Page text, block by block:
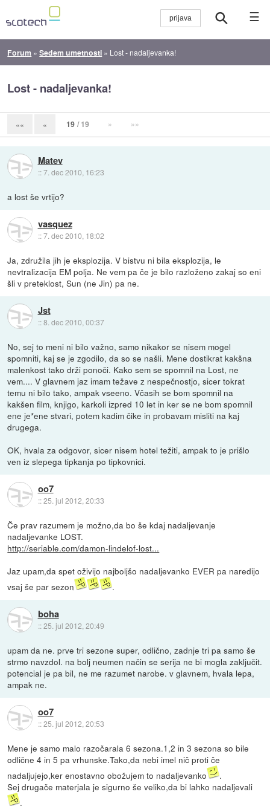
☰
Forum »Sedem umetnosti » Lost - nadaljevanka!
Lost - nadaljevanka!
«« « 19 / 19 » »»
Matev
::7. dec 2010, 16:23
a lost še vrtijo?
vasquez
::7. dec 2010, 18:02
Ja, združila jih je eksplozija. V bistvu ni bila eksplozija, le
nevtralizacija EM polja. Ne vem pa če je bilo razloženo zakaj so eni
šli v preteklost, Sun (ne Jin) pa ne.
Jst
::8. dec 2010, 00:37
No, sej to meni ni bilo važno, samo nikakor se nisem mogel
spomniti, kaj se je zgodilo, da so se našli. Mene dostikrat kakšna
malenkost tako drži ponoči. Kako sem se spomnil na Lost, ne
vem.... V glavnem jaz imam težave z nespečnostjo, sicer tokrat
temu ni bilo tako, ampak vseeno. Včasih se bom spomnil na
kakšen film, knjigo, karkoli izpred 10 let in ker se ne bom spomnil
ene je*ene stvari, potem kadim čike in probavam misliti na kaj
drugega.
OK, hvala za odgovor, sicer nisem hotel težiti, ampak to je prišlo
ven iz slepega tipkanja po tipkovnici.
oo7
::25. jul 2012, 20:33
Če prav razumem je možno,da bo še kdaj nadaljevanje
nadaljevanke LOST.
http://seriable.com/damon-lindelof-lost...
Jaz upam,da spet oživijo najboljšo nadaljevanko EVER pa naredijo
vsaj še par sezon
.
boha
::25. jul 2012, 20:49
upam da ne. prve tri sezone super, odlično, zadnje tri pa samo še
strmo navzdol. na bolj neumen način se serija ne bi mogla zaključit.
potencial je pa bil, ne me razumet narobe. v glavnem, hvala lepa,
ampak ne.
oo7
::25. jul 2012, 20:53
Mene je samo malo razočarala 6 sezona.1,2 in 3 sezona so bile
odlične 4 in 5 pa vrhunske.Tako,da nebi imel nič proti če
nadaljujejo,ker enostavno obožujem to nadaljevanko
.
Sej drugače materjala je sigurno še veliko,da bi lahko nadaljevali
.